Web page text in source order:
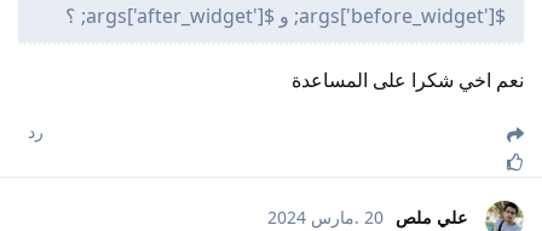
$args['before_widget']; و $args['after_widget']; ؟
نعم اخي شكرا على المساعدة
رد
علي ملص 20 .مارس 2024